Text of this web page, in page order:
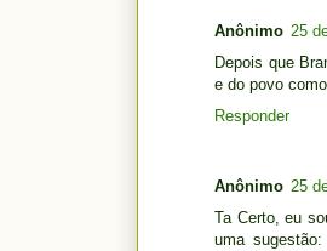
Anônimo 25
Depois que
e do povo
Responder
Anônimo 25
Ta Certo, eu
uma